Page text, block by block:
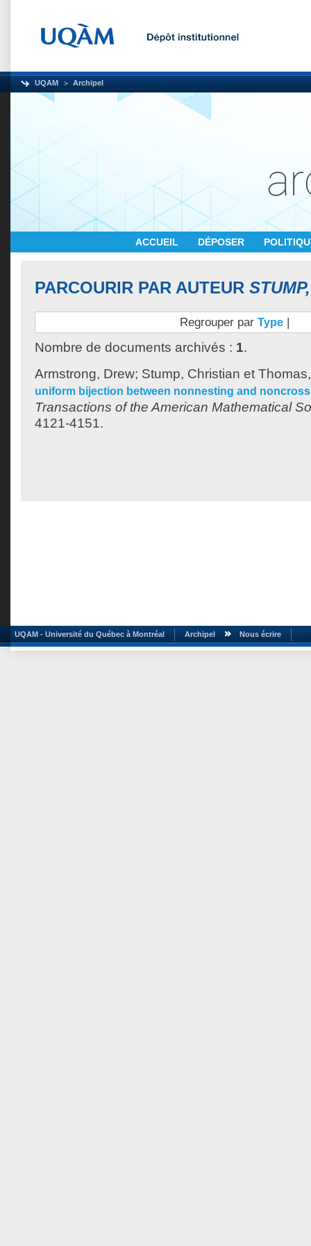
UQAM Archipel
ACCUEIL DÉPOSER
PARCOURIR PAR AUTEUR
Regrouper par Type |
Nombre de documents archivés : 1.
Armstrong, Drew; Stump, Christian et
uniform bijection between nonnesting and
Transactions of the American Mathematical
4121-4151.
UQAM - Université du Québec à Montréal Archipel Nous écrire